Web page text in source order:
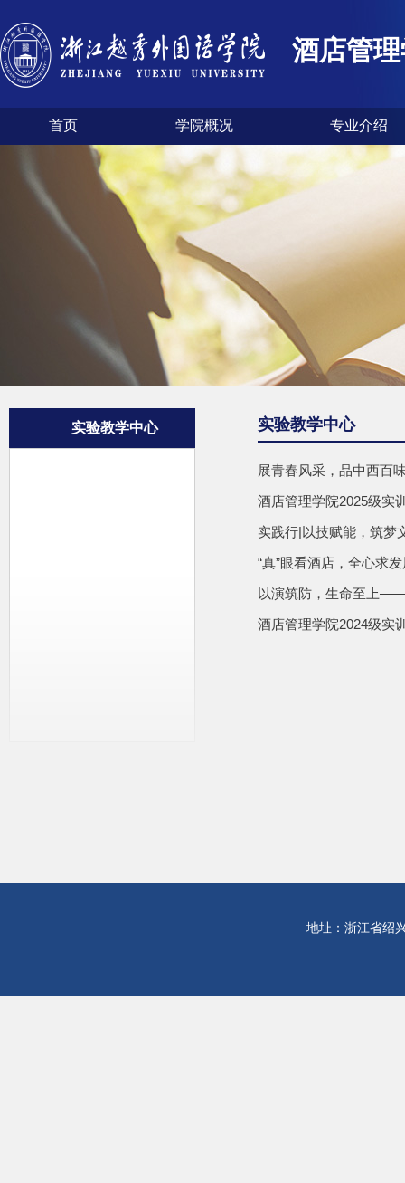
酒店管
首页 学院概况 专业介绍
实验教学中心 实验教学中心
展青春风采，品中西百
酒店管理学院2025级实
实践行|以技赋能，筑梦
“真”眼看酒店，全心求
以演筑防，生命至上
酒店管理学院2024级实
地址：浙江省绍